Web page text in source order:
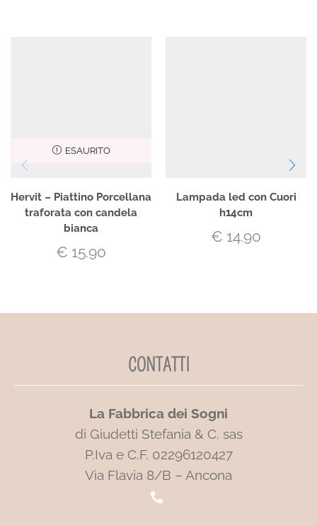
ESAURITO
Hervit – Piattino Porcellana
traforata con candela
bianca
€ 15.90
Lampada led con Cuori
h14cm
€ 14.90
CONTATTI
La Fabbrica dei Sogni
di Giudetti Stefania & C. sas
P.Iva e C.F. 02296120427
Via Flavia 8/B – Ancona